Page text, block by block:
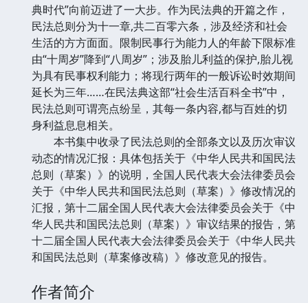
典时代”向前迈进了一大步。作为民法典的开篇之作，
民法总则分为十一章,共二百零六条，涉及经济和社会
生活的方方面面。限制民事行为能力人的年龄下限标准
由“十周岁”降到“八周岁”；涉及胎儿利益的保护,胎儿视
为具有民事权利能力；将现行两年的一般诉讼时效期间
延长为三年……在民法典这部“社会生活百科全书”中，
民法总则可谓亮点纷呈，其每一条内容,都与百姓的切
身利益息息相关。
本书集中收录了民法总则的全部条文以及历次审议
动态的情况汇报：具体包括关于《中华人民共和国民法
总则（草案）》的说明，全国人民代表大会法律委员会
关于《中华人民共和国民法总则（草案）》修改情况的
汇报，第十二届全国人民代表大会法律委员会关于《中
华人民共和国民法总则（草案）》审议结果的报告，第
十二届全国人民代表大会法律委员会关于《中华人民共
和国民法总则（草案修改稿）》修改意见的报告。
作者简介